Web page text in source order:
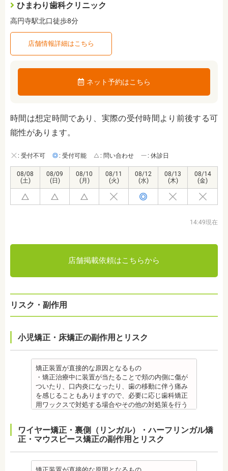
ひまわり歯科クリニック
高円寺駅北口徒歩8分
店舗情報詳細はこちら
ネット予約はこちら
時間は想定時間であり、実際の受付時間より前後する可
能性があります。
: 受付不可 : 受付可能 : 問い合わせ : 休診日
08/08
(土)
08/09
(日)
08/10
(月)
08/11
(火)
08/12
(水)
08/13
(木)
08/14
(金)
14:49現在
店舗掲載依頼はこちらから
リスク・副作用
小児矯正・床矯正の副作用とリスク
矯正装置が直接的な原因となるもの
・矯正治療中に装置が当たることで頬の内側に傷が
ついたり、口内炎になったり、歯の移動に伴う痛み
を感じることもありますので、必要に応じ歯科矯正
用ワックスで対処する場合やその他の対処策を行う
が、数ヶ月で慣れることが多いです。
・装置の装着中は発音しづらいことがあります。
・矯正装置を装着した直後や、ワイヤーを交換した
直後に痛みを感じることがありますが、数日でおさ
まる場合が多いです。また、冷たいものを飲んだと
ワイヤー矯正・裏側（リンガル）・ハーフリンガル矯
正・マウスピース矯正の副作用とリスク